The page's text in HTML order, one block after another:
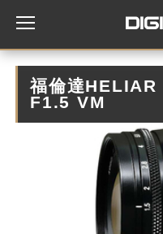
福倫達
F1.5 VM